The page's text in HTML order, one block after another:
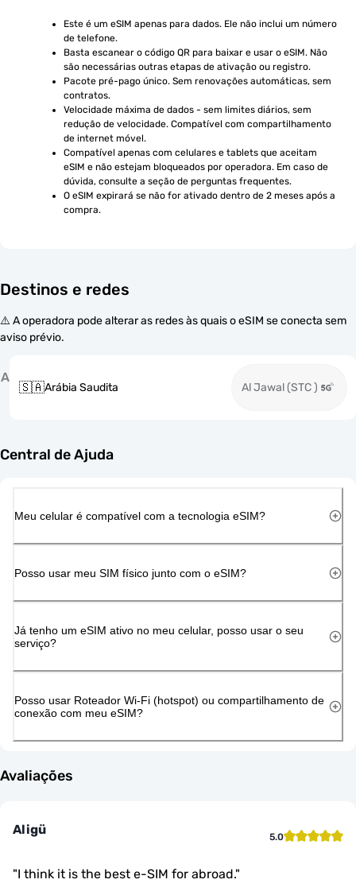
Este é um eSIM apenas para dados. Ele não inclui um número
de telefone.
Basta escanear o código QR para baixar e usar o eSIM. Não
são necessárias outras etapas de ativação ou registro.
Pacote pré-pago único. Sem renovações automáticas, sem
contratos.
Velocidade máxima de dados - sem limites diários, sem
redução de velocidade. Compatível com compartilhamento
de internet móvel.
Compatível apenas com celulares e tablets que aceitam
eSIM e não estejam bloqueados por operadora. Em caso de
dúvida, consulte a seção de perguntas frequentes.
O eSIM expirará se não for ativado dentro de 2 meses após a
compra.
Destinos e redes
⚠️ A operadora pode alterar as redes às quais o eSIM se conecta sem
aviso prévio.
A
🇸🇦Arábia Saudita Al Jawal (STC )
Central de Ajuda
Meu celular é compatível com a tecnologia eSIM?
Posso usar meu SIM físico junto com o eSIM?
Já tenho um eSIM ativo no meu celular, posso usar o seu
serviço?
Posso usar Roteador Wi-Fi (hotspot) ou compartilhamento de
conexão com meu eSIM?
Avaliações
Aligü 5.0
"I think it is the best e-SIM for abroad."